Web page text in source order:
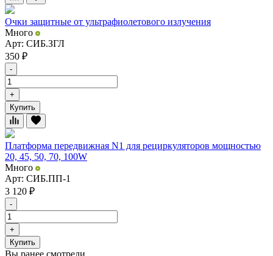
Очки защитные от ультрафиолетового излучения
Много
Арт: СИБ.ЗГЛ
350 ₽
-
+
Купить
Платформа передвижная N1 для рециркуляторов мощностью
20, 45, 50, 70, 100W
Много
Арт: СИБ.ПП-1
3 120 ₽
-
+
Купить
Вы ранее смотрели